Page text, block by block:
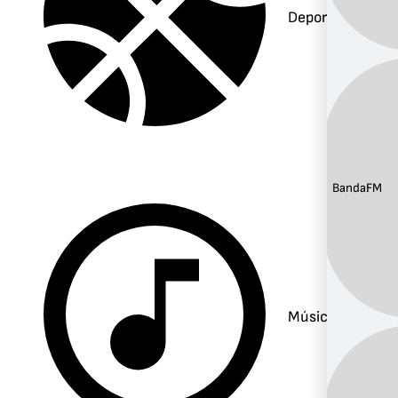
Deportes
Música
Banda:FM